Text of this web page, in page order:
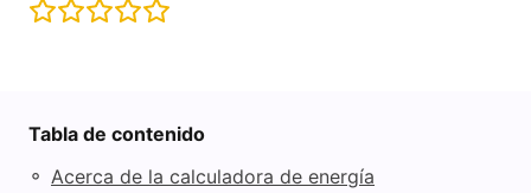
Tabla de contenido
◦ Acerca de la calculadora de energía